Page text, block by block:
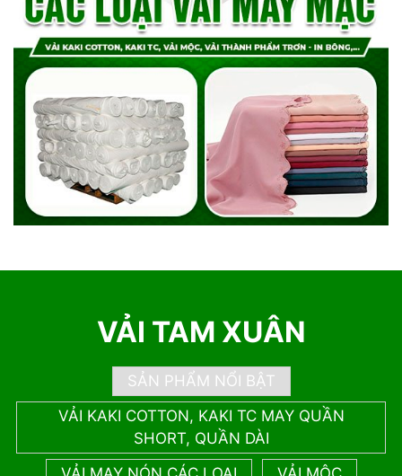
VẢI TAM XUÂN
SẢN PHẨM NỔI BẬT
VẢI KAKI COTTON, KAKI TC MAY QUẦN
SHORT, QUẦN DÀI